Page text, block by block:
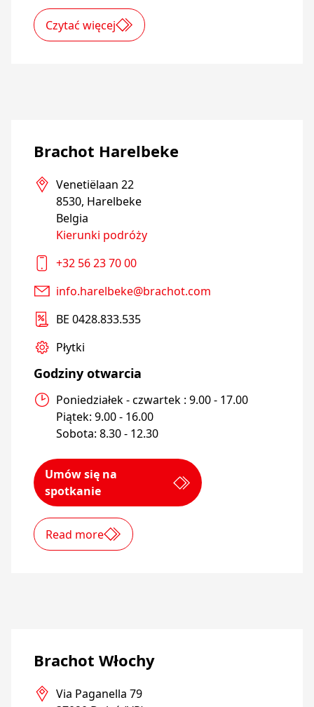
Czytać więcej
Brachot Harelbeke
Venetiëlaan 22
8530, Harelbeke
Belgia
Kierunki podróży
+32 56 23 70 00
info.harelbeke@brachot.com
BE 0428.833.535
Płytki
Godziny otwarcia
Poniedziałek - czwartek : 9.00 - 17.00
Piątek: 9.00 - 16.00
Sobota: 8.30 - 12.30
Umów się na
spotkanie
Read more
Brachot Włochy
Via Paganella 79